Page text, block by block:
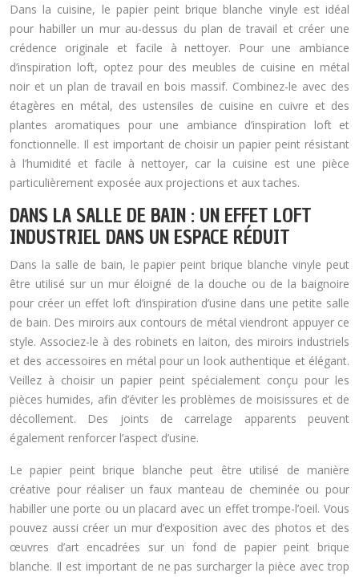
Dans la cuisine, le papier peint brique blanche vinyle est idéal
pour habiller un mur au-dessus du plan de travail et créer une
crédence originale et facile à nettoyer. Pour une ambiance
d’inspiration loft, optez pour des meubles de cuisine en métal
noir et un plan de travail en bois massif. Combinez-le avec des
étagères en métal, des ustensiles de cuisine en cuivre et des
plantes aromatiques pour une ambiance d’inspiration loft et
fonctionnelle. Il est important de choisir un papier peint résistant
à l’humidité et facile à nettoyer, car la cuisine est une pièce
particulièrement exposée aux projections et aux taches.
DANS LA SALLE DE BAIN : UN EFFET LOFT
INDUSTRIEL DANS UN ESPACE RÉDUIT
Dans la salle de bain, le papier peint brique blanche vinyle peut
être utilisé sur un mur éloigné de la douche ou de la baignoire
pour créer un effet loft d’inspiration d’usine dans une petite salle
de bain. Des miroirs aux contours de métal viendront appuyer ce
style. Associez-le à des robinets en laiton, des miroirs industriels
et des accessoires en métal pour un look authentique et élégant.
Veillez à choisir un papier peint spécialement conçu pour les
pièces humides, afin d’éviter les problèmes de moisissures et de
décollement. Des joints de carrelage apparents peuvent
également renforcer l’aspect d’usine.
Le papier peint brique blanche peut être utilisé de manière
créative pour réaliser un faux manteau de cheminée ou pour
habiller une porte ou un placard avec un effet trompe-l’oeil. Vous
pouvez aussi créer un mur d’exposition avec des photos et des
œuvres d’art encadrées sur un fond de papier peint brique
blanche. Il est important de ne pas surcharger la pièce avec trop